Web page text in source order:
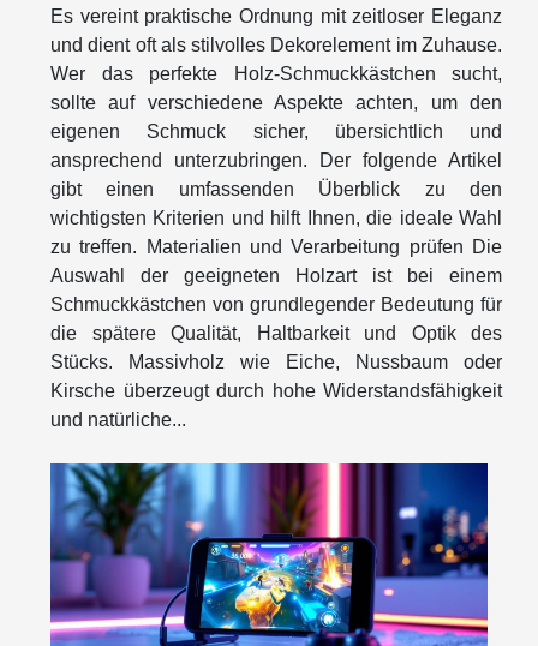
Es vereint praktische Ordnung mit zeitloser Eleganz
und dient oft als stilvolles Dekorelement im Zuhause.
Wer das perfekte Holz-Schmuckkästchen sucht,
sollte auf verschiedene Aspekte achten, um den
eigenen Schmuck sicher, übersichtlich und
ansprechend unterzubringen. Der folgende Artikel
gibt einen umfassenden Überblick zu den
wichtigsten Kriterien und hilft Ihnen, die ideale Wahl
zu treffen. Materialien und Verarbeitung prüfen Die
Auswahl der geeigneten Holzart ist bei einem
Schmuckkästchen von grundlegender Bedeutung für
die spätere Qualität, Haltbarkeit und Optik des
Stücks. Massivholz wie Eiche, Nussbaum oder
Kirsche überzeugt durch hohe Widerstandsfähigkeit
und natürliche...